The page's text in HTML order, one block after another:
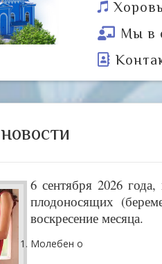
Мы в
6 сентября 2026
плодоносящих
воскресение месяца.
Молебен о